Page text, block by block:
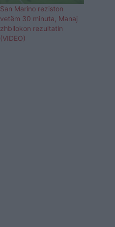
San Marino reziston
vetëm 30 minuta, Manaj
zhbllokon rezultatin
(VIDEO)